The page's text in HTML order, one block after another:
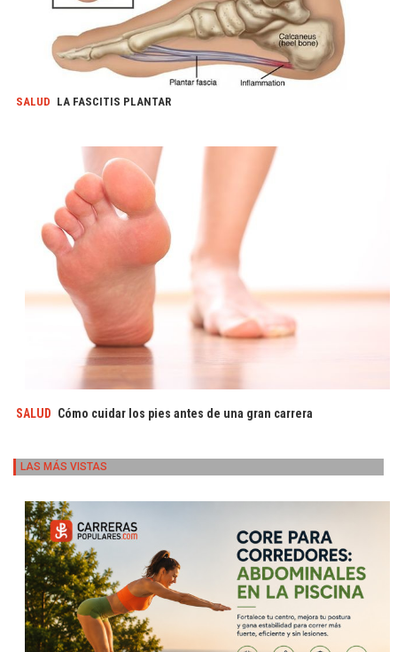
SALUD LA FASCITIS PLANTAR
SALUD Cómo cuidar los pies antes de una gran carrera
LAS MÁS VISTAS